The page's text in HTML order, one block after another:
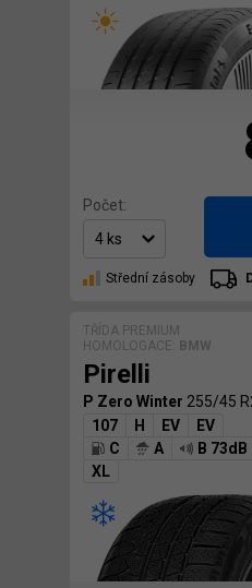
Počet:
Střední zásoby
TŘÍDA PREMIUM
HOMOLOGACE: BMW
Pirelli
P Zero Winter 255/45
107
H EV
EV
C
A
B 73dB
XL